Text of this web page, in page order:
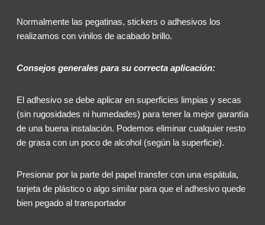
Normalmente las pegatinas, stickers o adhesivos los
realizamos con vinilos de acabado brillo.
Consejos generales para su correcta aplicación:
El adhesivo se debe aplicar en superficies limpias y secas
(sin rugosidades ni humedades) para tener la mejor garantía
de una buena instalación. Podemos eliminar cualquier resto
de grasa con un poco de alcohol (según la superficie).
Presionar por la parte del papel transfer con una espátula,
tarjeta de plástico o algo similar para que el adhesivo quede
bien pegado al transportador